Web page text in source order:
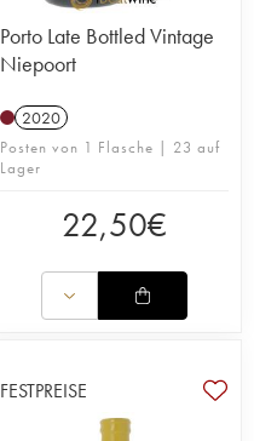
Porto Late Bottled Vintage
Niepoort
2020
Posten von 1 Flasche | 23 auf
Lager
22,50€
FESTPREISE